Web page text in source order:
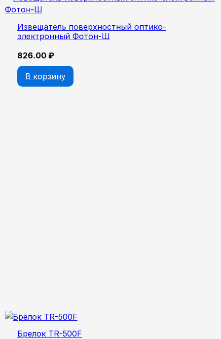
Извещатель поверхностный оптико-
электронный Фотон-Ш
826.00 ₽
В корзину
Брелок TR-500F